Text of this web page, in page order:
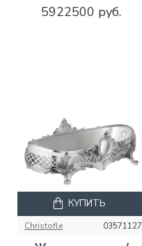
5922500 руб.
Christofle 03571127
КУПИТЬ